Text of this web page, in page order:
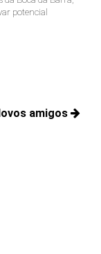
potencial
amigos